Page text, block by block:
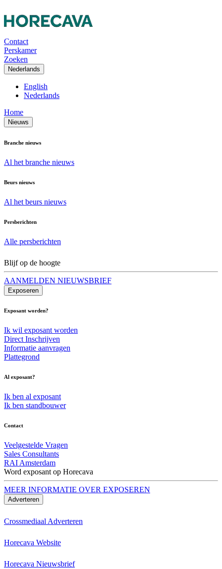
Contact
Perskamer
Zoeken
Nederlands
English
Nederlands
Home
Nieuws
Branche nieuws
Al het branche nieuws
Beurs nieuws
Al het beurs nieuws
Persberichten
Alle persberichten
Blijf op de hoogte
AANMELDEN NIEUWSBRIEF
Exposeren
Exposant worden?
Ik wil exposant worden
Direct Inschrijven
Informatie aanvragen
Plattegrond
Al exposant?
Ik ben al exposant
Ik ben standbouwer
Contact
Veelgestelde Vragen
Sales Consultants
RAI Amsterdam
Word exposant op Horecava
MEER INFORMATIE OVER EXPOSEREN
Adverteren
Crossmediaal Adverteren
Horecava Website
Horecava Nieuwsbrief